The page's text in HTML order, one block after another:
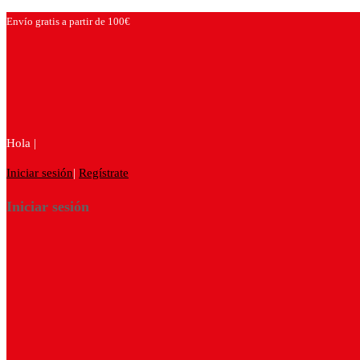
Envío gratis a partir de 100€
Hola |
Iniciar sesión| Regístrate
Iniciar sesión